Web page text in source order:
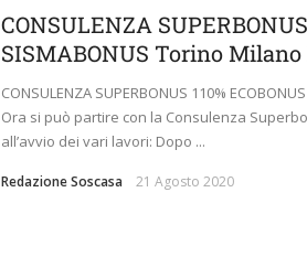
CONSULENZA SUPERBONUS
SISMABONUS Torino
CONSULENZA SUPERBONUS 110%
Ora si può partire con la Consulenza
all’avvio dei vari lavori: Dopo ...
Redazione Soscasa 21 Agosto 2020